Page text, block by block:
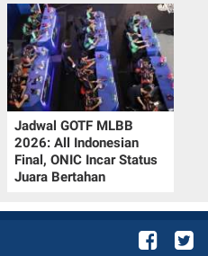
Jadwal GOTF MLBB
2026: All Indonesian
Final, ONIC Incar Status
Juara Bertahan